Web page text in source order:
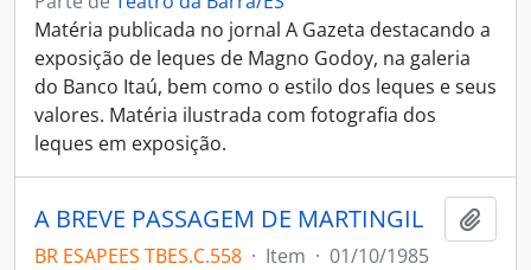
Matéria publicada no jornal A Gazeta destacando a
exposição de leques de Magno Godoy, na galeria
do Banco Itaú, bem como o estilo dos leques e seus
valores. Matéria ilustrada com fotografia dos
leques em exposição.
A BREVE PASSAGEM DE MARTINGIL
BR ESAPEES TBES.C.558 · Item · 01/10/1985